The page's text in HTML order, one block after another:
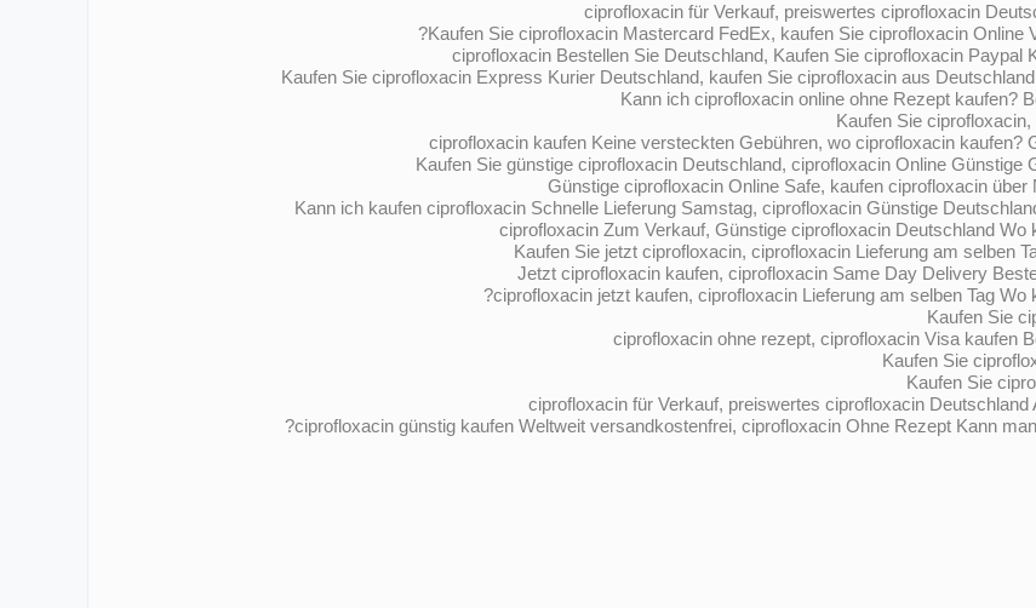
ciprofloxacin für Verkauf, preiswertes ciprofloxacin
Kaufen Sie ciprofloxacin Mastercard FedEx, kaufen Sie ciprofloxacin Online
ciprofloxacin Bestellen Sie Deutschland, Kaufen Sie ciprofloxacin Paypal
Kaufen Sie ciprofloxacin Express Kurier Deutschland, kaufen Sie ciprofloxacin aus
Kann ich ciprofloxacin online ohne Rezept kaufen?
Kaufen Sie
ciprofloxacin kaufen Keine versteckten Gebühren, wo ciprofloxacin kaufen?
Kaufen Sie günstige ciprofloxacin Deutschland, ciprofloxacin Online Günstige
Günstige ciprofloxacin Online Safe, kaufen ciprofloxacin
Kann ich kaufen ciprofloxacin Schnelle Lieferung Samstag, ciprofloxacin Günstige
ciprofloxacin Zum Verkauf, Günstige ciprofloxacin Deutschland
Kaufen Sie jetzt ciprofloxacin, ciprofloxacin Lieferung am selben
Jetzt ciprofloxacin kaufen, ciprofloxacin Same Day Delivery
ciprofloxacin jetzt kaufen, ciprofloxacin Lieferung am selben Tag Wo
Kaufen Sie
ciprofloxacin ohne rezept, ciprofloxacin Visa kaufen
Kaufen Sie
Kaufen Sie
ciprofloxacin für Verkauf, preiswertes ciprofloxacin
ciprofloxacin günstig kaufen Weltweit versandkostenfrei, ciprofloxacin Ohne Rezept Kann